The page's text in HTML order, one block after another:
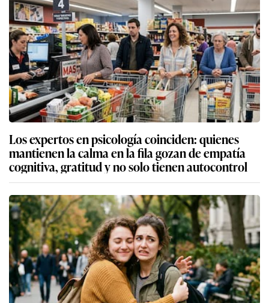
Los expertos en psicología coinciden: quienes
mantienen la calma en la fila gozan de empatía
cognitiva, gratitud y no solo tienen autocontrol